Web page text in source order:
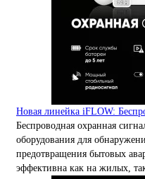
Новая линейка iFLOW:
Беспроводная охранная
оборудования для
предотвращения бытовых
эффективна как на жилых,